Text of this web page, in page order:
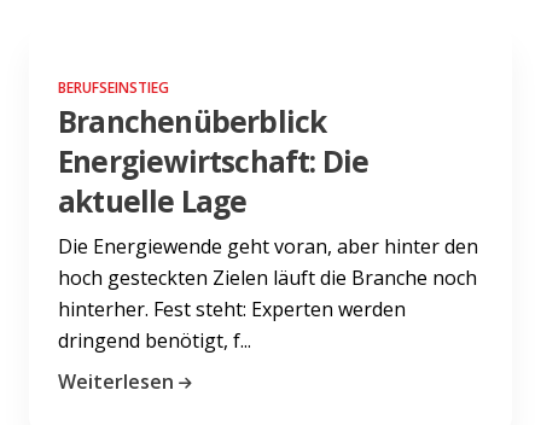
BERUFSEINSTIEG
Branchenüberblick
Energiewirtschaft: Die
aktuelle Lage
Die Energiewende geht voran, aber hinter den
hoch gesteckten Zielen läuft die Branche noch
hinterher. Fest steht: Experten werden
dringend benötigt, f...
Weiterlesen